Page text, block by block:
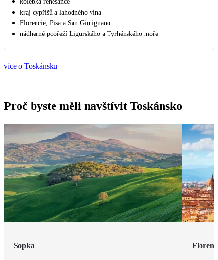
kolébka renesance
kraj cypřišů a lahodného vína
Florencie, Pisa a San Gimignano
nádherné pobřeží Ligurského a Tyrhénského moře
více o Toskánsku
Proč byste měli navštívit Toskánsko
Sopka